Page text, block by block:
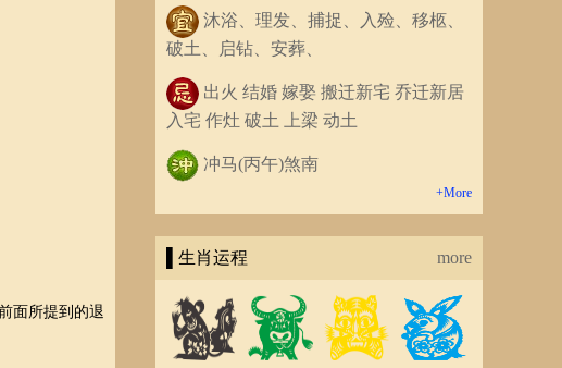
面所提到的退
沐浴、理发、捕捉、入殓、移柩、
破土、启钻、安葬、
出火 结婚 嫁娶 搬迁新宅 乔迁新居
入宅 作灶 破土 上梁 动土
冲马(丙午)煞南
+More
▌生肖运程 more